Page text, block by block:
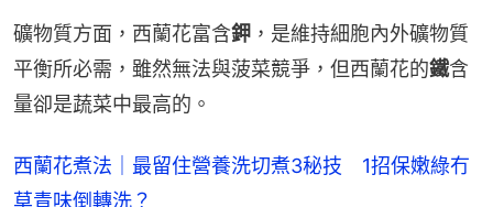
礦物質方面，西蘭花富含鉀 ，是維持細胞內外礦物質
平衡所必需，雖然無法與菠菜競爭，但西蘭花的鐵含
量卻是蔬菜中最高的。
西蘭花煮法｜最留住營養洗切煮3秘技　1招保嫩綠冇
草青味倒轉洗？